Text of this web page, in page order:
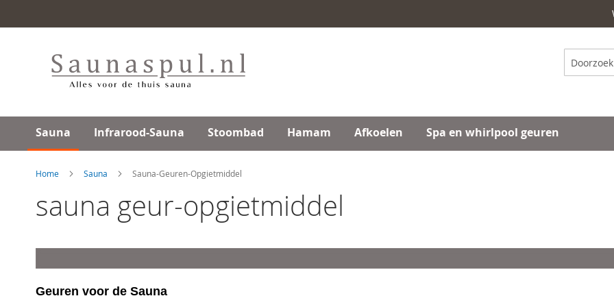
direct
naar
inhoud
Zoeken
Sauna Infrarood-Sauna Stoombad Hamam Afkoelen Spa en whirlpool geuren
Home Sauna Sauna-Geuren-Opgietmiddel
sauna geur-opgietmiddel
Geuren voor de Sauna